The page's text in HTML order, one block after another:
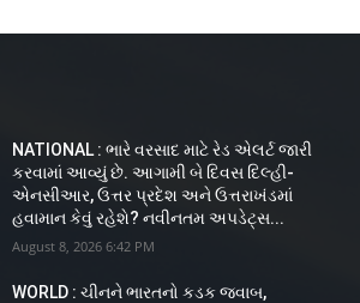
NATIONAL : ભારે વરસાદ માટે રેડ એલર્ટ જારી
કરવામાં આવ્યું છે. આગામી બે દિવસ દિલ્હી-
એનસીઆર, ઉત્તર પ્રદેશ અને ઉત્તરાખંડમાં
હવામાન કેવું રહેશે? નવીનતમ અપડેટ્સ...
August 8, 2026 6:42 PM
WORLD : ચીનને ભારતનો કડક જવાબ,